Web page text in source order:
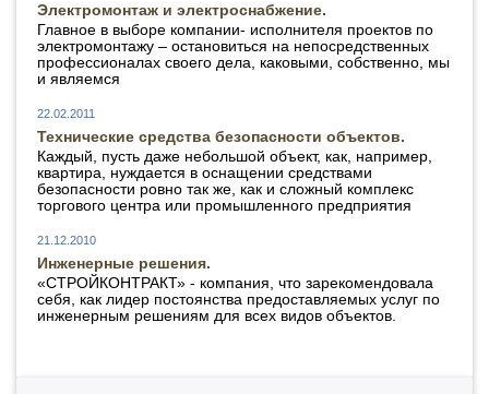
Электромонтаж и электроснабжение.
Главное в выборе компании- исполнителя проектов по
электромонтажу – остановиться на непосредственных
профессионалах своего дела, каковыми, собственно, мы
и являемся
22.02.2011
Технические средства безопасности объектов.
Каждый, пусть даже небольшой объект, как, например,
квартира, нуждается в оснащении средствами
безопасности ровно так же, как и сложный комплекс
торгового центра или промышленного предприятия
21.12.2010
Инженерные решения.
«СТРОЙКОНТРАКТ» - компания, что зарекомендовала
себя, как лидер постоянства предоставляемых услуг по
инженерным решениям для всех видов объектов.